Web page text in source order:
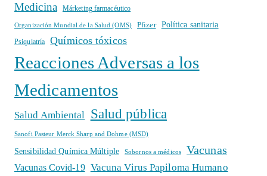
Medicina Márketing farmacéutico
Organización Mundial de la Salud (OMS) Pfizer Política sanitaria
Psiquiatría Químicos tóxicos
Reacciones Adversas a los
Medicamentos
Salud Ambiental Salud pública
Sanofi Pasteur Merck Sharp and Dohme (MSD)
Sensibilidad Química Múltiple Sobornos a médicos Vacunas
Vacunas Covid-19 Vacuna Virus Papiloma Humano